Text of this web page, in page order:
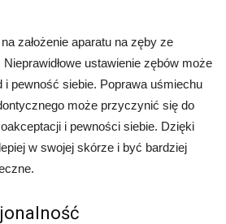
założenie aparatu na zęby ze
ustawienie zębów może
i pewność siebie. Poprawa uśmiechu
może przyczynić się do
i pewności siebie. Dzięki
w swojej skórze i być bardziej